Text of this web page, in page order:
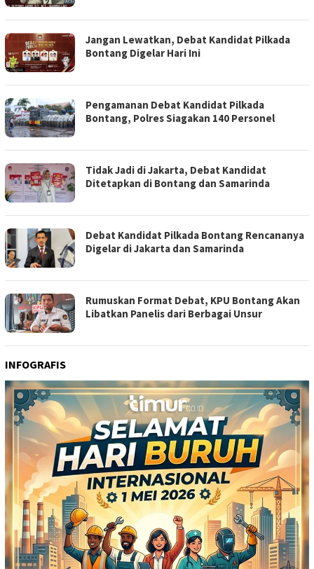
Jangan Lewatkan, Debat Kandidat Pilkada
Bontang Digelar Hari Ini
Pengamanan Debat Kandidat Pilkada
Bontang, Polres Siagakan 140 Personel
Tidak Jadi di Jakarta, Debat Kandidat
Ditetapkan di Bontang dan Samarinda
Debat Kandidat Pilkada Bontang Rencananya
Digelar di Jakarta dan Samarinda
Rumuskan Format Debat, KPU Bontang Akan
Libatkan Panelis dari Berbagai Unsur
INFOGRAFIS